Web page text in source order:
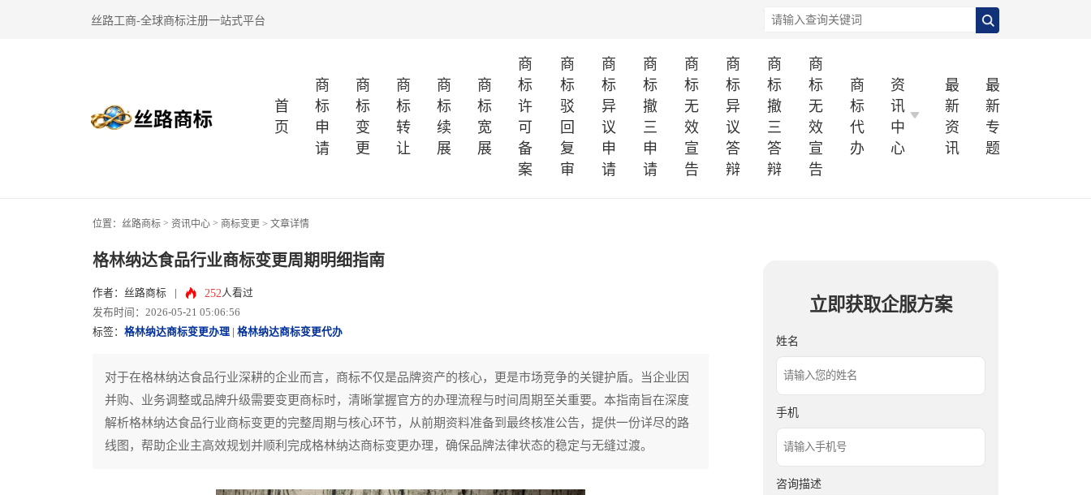
丝路工商-全球商标注册一站式平台
首
页
商
标
申
请
商
标
变
更
商
标
转
让
商
标
续
展
商
标
宽
展
商
标
许
可
备
案
商
标
驳
回
复
审
商
标
异
议
申
请
商
标
撤
三
申
请
商
标
无
效
宣
告
商
标
异
议
答
辩
商
标
撤
三
答
辩
商
标
无
效
宣
告
商
标
代
办
资
讯
中
心
最
新
资
讯
最
新
专
题
位置： 丝路商标 > 资讯中心 > 商标变更 > 文章详情
格林纳达食品行业商标变更周期明细指南
作者：丝路商标 252人看过
发布时间：2026-05-21 05:06:56
标签： 格林纳达商标变更办理 格林纳达商标变更代办
对于在格林纳达食品行业深耕的企业而言，商标不仅是品牌资产的核心，更是市场竞争的关键护盾。当企业因
并购、业务调整或品牌升级需要变更商标时，清晰掌握官方的办理流程与时间周期至关重要。本指南旨在深度
解析格林纳达食品行业商标变更的完整周期与核心环节，从前期资料准备到最终核准公告，提供一份详尽的路
线图，帮助企业主高效规划并顺利完成格林纳达商标变更办理，确保品牌法律状态的稳定与无缝过渡。
立即获取企服方案
姓名
手机
咨询描述